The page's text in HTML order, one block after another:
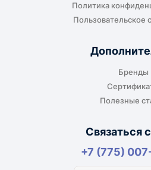
Политика
Пользовательское
Бренды
Полезные
Связаться
+7 (775)